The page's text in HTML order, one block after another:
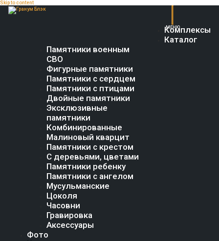
Skip to content
Комплексы
Каталог
Памятники военным
СВО
Фигурные памятники
Памятники с сердцем
Памятники с птицами
Двойные памятники
Эксклюзивные
памятники
Комбинированные
Малиновый кварцит
Памятники с крестом
С деревьями, цветами
Памятники ребенку
Памятники с ангелом
Мусульманские
Цоколя
Часовни
Гравировка
Аксессуары
Фото